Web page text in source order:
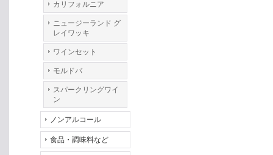
カリフォルニア
ニュージーランド グ
レイワッキ
ワインセット
モルドバ
スパークリングワイ
ン
ノンアルコール
食品・調味料など